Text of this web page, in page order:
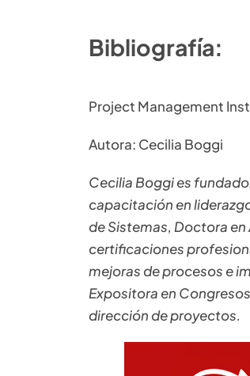
Bibliografía:
Project Management
Autora: Cecilia Boggi
Cecilia Boggi es
capacitación en
de Sistemas, Doctora
certificaciones
mejoras de procesos e
Expositora en
dirección de proyectos.